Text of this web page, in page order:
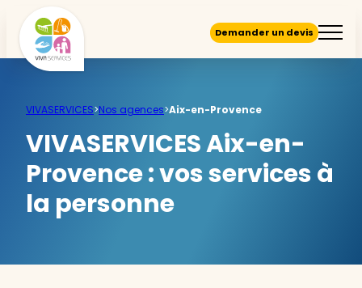
Demander un devis
VIVASERVICES>Nos agences>Aix-en-Provence
VIVASERVICES Aix-en-
Provence :vos services à
la personne